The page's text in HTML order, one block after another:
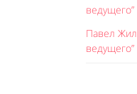
Павел
ведущего”